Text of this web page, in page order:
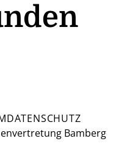
Bamberg
DATENSCHUTZ